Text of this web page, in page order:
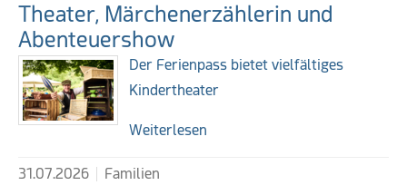
Theater, Märchenerzählerin und
Abenteuershow
Der Ferienpass bietet vielfältiges
Kindertheater
Weiterlesen
31.07.2026 Familien